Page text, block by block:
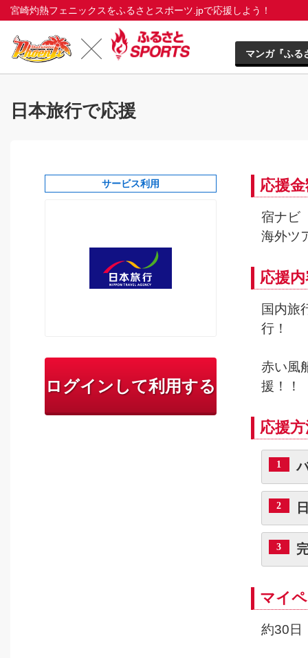
宮崎灼熱フェニックスをふるさとスポーツ.jpで応援しよう！
マンガ『ふる
日本旅行で応援
サービス利用
ログインして利用する
応援
宿ナビ
海外ツ
応援
国内旅
行！
赤い風
援！！
応援
1
2
3
マイ
約30日